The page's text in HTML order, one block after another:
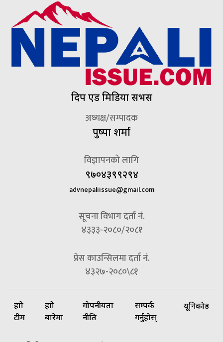
दिप एड मिडिया सर्भिस
अध्यक्ष/सम्पादक
पुष्पा शर्मा
विज्ञापनको लागि
९७०४३९९२९४
advnepaliissue@gmail.com
सूचना विभाग दर्ता नं.
४३३३-२०८०/२०८१
प्रेस काउन्सिलमा दर्ता नं.
४३२७-२०८०\८१
हाम्रो
टीम
हाम्रो
बारेमा
गोपनीयता
नीति
सम्पर्क
गर्नुहोस्
यूनिकोड